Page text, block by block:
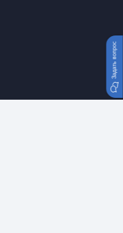
Задать вопрос